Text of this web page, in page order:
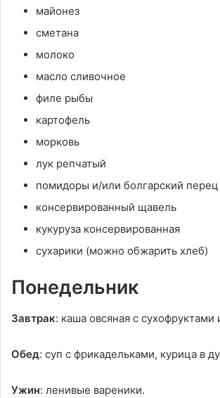
майонез
сметана
молоко
масло сливочное
филе рыбы
картофель
морковь
лук репчатый
помидоры и/или болгарский перец
консервированный щавель
кукуруза консервированная
сухарики (можно обжарить хлеб)
Понедельник
Завтрак: каша овсяная с сухофруктами
Обед: суп с фрикадельками, курица в
Ужин: ленивые вареники.